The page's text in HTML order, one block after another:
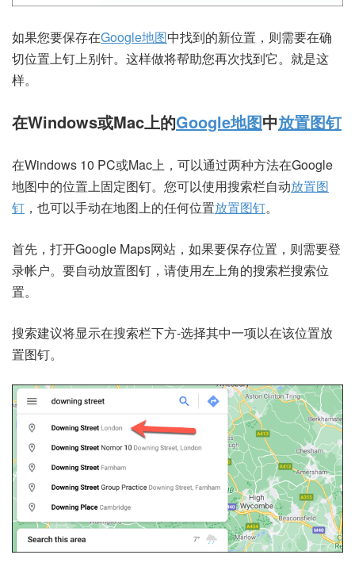
如果您要保存在Google地图中找到的新位置，则需要在确
切位置上钉上别针。这样做将帮助您再次找到它。就是这
样。
在Windows或Mac上的Google地图中放置图钉
在Windows 10 PC或Mac上，可以通过两种方法在Google
地图中的位置上固定图钉。您可以使用搜索栏自动放置图
钉 ，也可以手动在地图上的任何位置放置图钉。
首先，打开Google Maps网站 ，如果要保存位置，则需要登
录帐户。要自动放置图钉，请使用左上角的搜索栏搜索位
置。
搜索建议将显示在搜索栏下方-选择其中一项以在该位置放
置图钉。